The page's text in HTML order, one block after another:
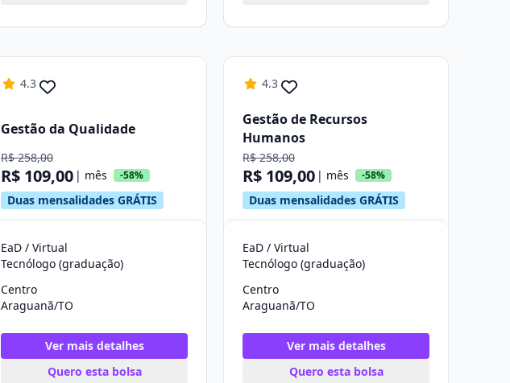
4.3
Gestão da Qualidade
R$ 258,00
R$ 109,00 | mês -58%
Duas mensalidades GRÁTIS
EaD / Virtual
Tecnólogo (graduação)
Centro
Araguanã/TO
Ver mais detalhes
Quero esta bolsa
4.3
Gestão de Recursos
Humanos
R$ 258,00
R$ 109,00 | mês -58%
Duas mensalidades GRÁTIS
EaD / Virtual
Tecnólogo (graduação)
Centro
Araguanã/TO
Ver mais detalhes
Quero esta bolsa